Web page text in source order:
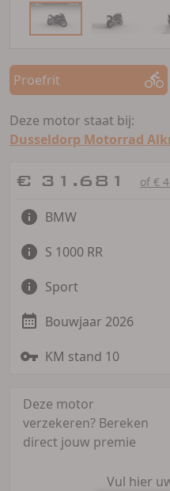
Proefrit
Deze motor staat bij:
Dusseldorp Motorrad
€ 31.681 of €
BMW
S 1000 RR
Sport
Bouwjaar 2026
KM stand 10
Deze motor
verzekeren? Bereken
direct jouw premie
Vul hier